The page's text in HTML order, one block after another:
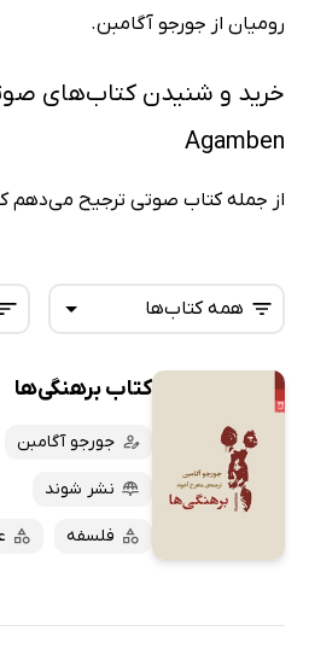
رومیان از جورجو آگامبن.
Agamben
از جمله کتاب صوتی ترجیح می‌دهم
همه کتاب‌ها
کتاب‌های صوتی
کتاب‌های متنی
کتاب برهنگی‌ها
جورجو آگامبن
نشر شوند
فلسفه